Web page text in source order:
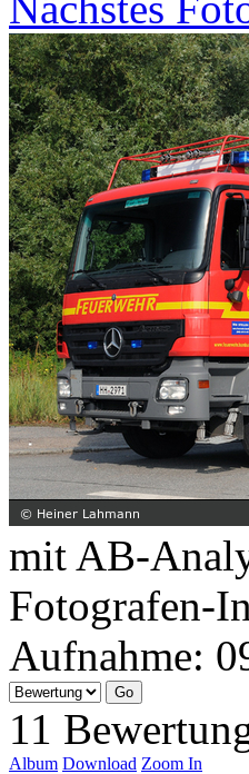
mit AB-
Fotografen-
Aufnahme:
11
Album Download Zoom In